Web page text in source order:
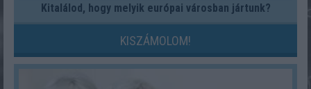
Kitalálod, hogy melyik európai városban jártunk?
KISZÁMOLOM!